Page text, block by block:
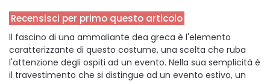
Recensisci per primo questo articolo
Il fascino di una ammaliante dea greca è l'elemento
caratterizzante di questo costume, una scelta che ruba
l'attenzione degli ospiti ad un evento. Nella sua semplicità è
il travestimento che si distingue ad un evento estivo, un